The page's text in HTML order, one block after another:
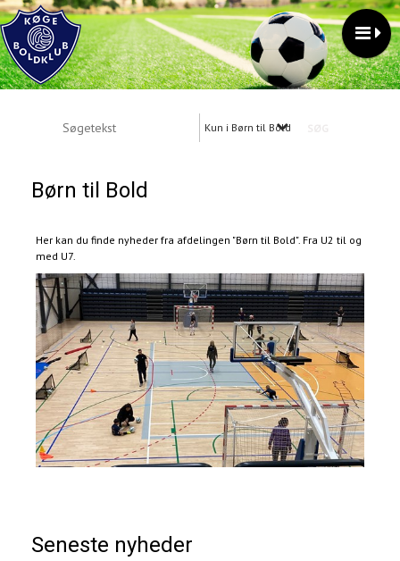
Kun i Børn til Bold
Børn til Bold
Her kan du finde nyheder fra afdelingen "Børn til Bold". Fra U2 til og
med U7.
Seneste nyheder